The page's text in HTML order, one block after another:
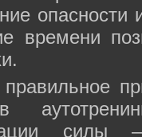
опасности
времени
силы